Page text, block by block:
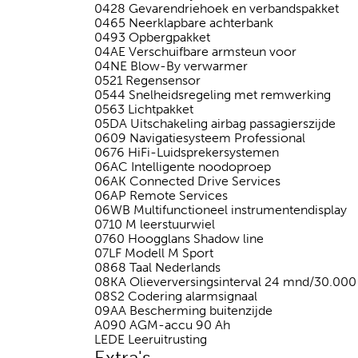
0428 Gevarendriehoek en verbandspakket
0465 Neerklapbare achterbank
0493 Opbergpakket
04AE Verschuifbare armsteun voor
04NE Blow-By verwarmer
0521 Regensensor
0544 Snelheidsregeling met remwerking
0563 Lichtpakket
05DA Uitschakeling airbag passagierszijde
0609 Navigatiesysteem Professional
0676 HiFi-Luidsprekersystemen
06AC Intelligente noodoproep
06AK Connected Drive Services
06AP Remote Services
06WB Multifunctioneel instrumentendisplay
0710 M leerstuurwiel
0760 Hoogglans Shadow line
07LF Modell M Sport
0868 Taal Nederlands
08KA Olieverversingsinterval 24 mnd/
08S2 Codering alarmsignaal
09AA Bescherming buitenzijde
A090 AGM-accu 90 Ah
LEDE Leeruitrusting